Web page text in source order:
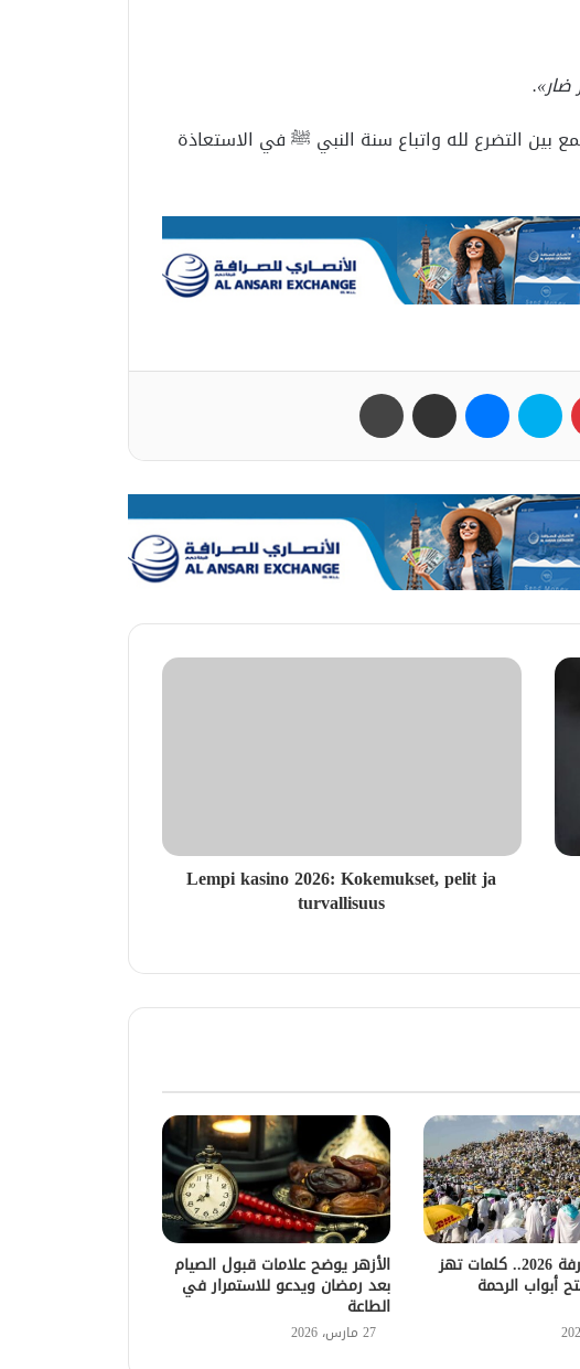
ضار».
بين التضرع لله واتباع سنة النبي ﷺ في الاستعاذة
بينتيريست سكايب ماسنجر مشاركة عبر البريد
Lempi kasino 2026: Kokemukset, pelit ja
turvallisuus
دعاء يوم عرفة 2026.. كلمات تهز
أبواب الرحمة
الأزهر يوضح علامات قبول الصيام
بعد رمضان ويدعو للاستمرار في
الطاعة
27 مارس، 2026